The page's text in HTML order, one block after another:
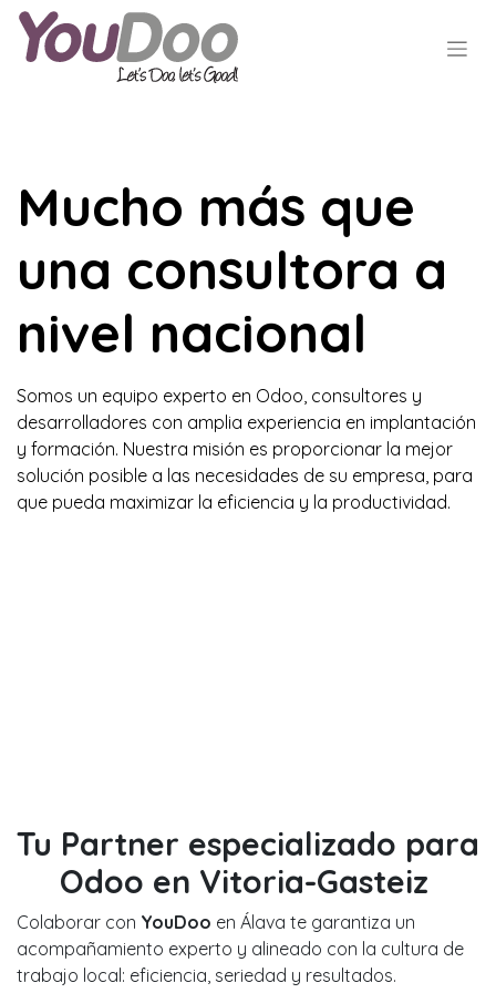
Mucho más que
una consultora a
nivel nacional
Somos un equipo experto en Odoo, consultores y
desarrolladores con amplia experiencia en implantación
y formación. Nuestra misión es proporcionar la mejor
solución posible a las necesidades de su empresa, para
que pueda maximizar la eficiencia y la productividad.
Tu Partner especializado para
Odoo en Vitoria-Gasteiz
Colaborar con YouDoo en Álava te garantiza un
acompañamiento experto y alineado con la cultura de
trabajo local: eficiencia, seriedad y resultados.